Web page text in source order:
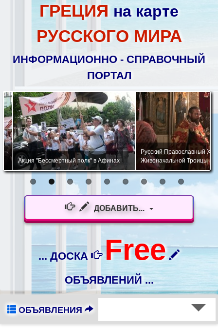
ГРЕЦИЯ на карте
РУССКОГО МИРА
ИНФОРМАЦИОННО - СПРАВОЧНЫЙ
ПОРТАЛ
Акция "Бессмертный полк" в Афинах
Русский Православный Храм
Живоначальной Троицы в
ДОБАВИТЬ...
... ДОСКА Free
ОБЪЯВЛЕНИЙ ...
ОБЪЯВЛЕНИЯ